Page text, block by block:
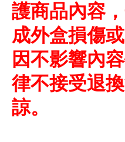
護商品內容
成外盒損傷
因不影響內
律不接受退
諒。